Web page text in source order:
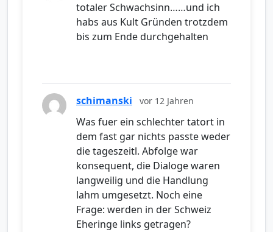
totaler Schwachsinn……und ich
habs aus Kult Gründen trotzdem
bis zum Ende durchgehalten
schimanski vor 12 Jahren
Was fuer ein schlechter tatort in
dem fast gar nichts passte weder
die tageszeitl. Abfolge war
konsequent, die Dialoge waren
langweilig und die Handlung
lahm umgesetzt. Noch eine
Frage: werden in der Schweiz
Eheringe links getragen?